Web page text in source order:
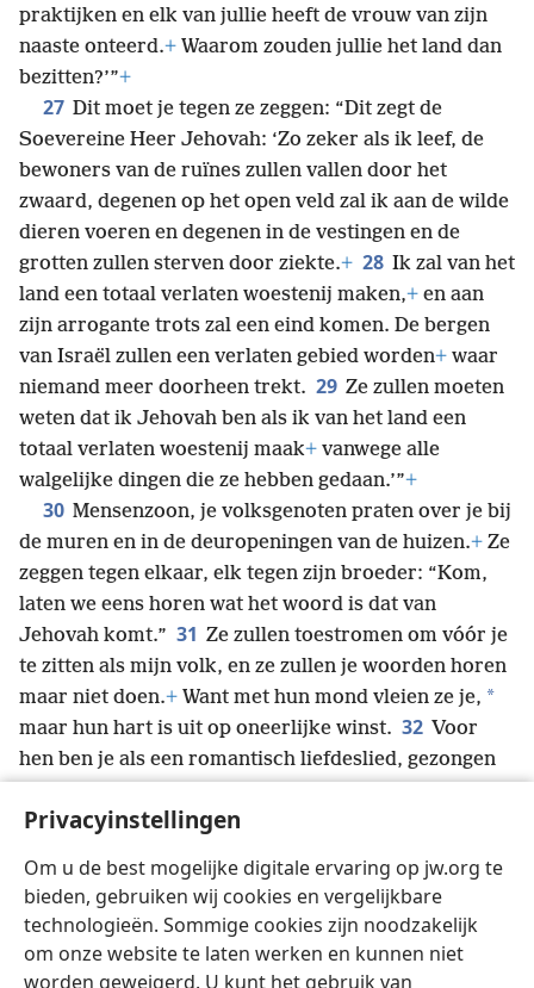
Privacyinstellingen
Om u de best mogelijke digitale ervaring op jw.org te
bieden, gebruiken wij cookies en vergelijkbare
technologieën. Sommige cookies zijn noodzakelijk
om onze website te laten werken en kunnen niet
worden geweigerd. U kunt het gebruik van
praktijken en elk van jullie heeft de vrouw van zijn
naaste onteerd.+ Waarom zouden jullie het land dan
bezitten?’”+
27 Dit moet je tegen ze zeggen: “Dit zegt de
Soevereine Heer Jehovah: ‘Zo zeker als ik leef, de
bewoners van de ruïnes zullen vallen door het
zwaard, degenen op het open veld zal ik aan de wilde
dieren voeren en degenen in de vestingen en de
grotten zullen sterven door ziekte.+ 28 Ik zal van het
land een totaal verlaten woestenij maken,+ en aan
zijn arrogante trots zal een eind komen. De bergen
van Israël zullen een verlaten gebied worden+ waar
niemand meer doorheen trekt. 29 Ze zullen moeten
weten dat ik Jehovah ben als ik van het land een
totaal verlaten woestenij maak+ vanwege alle
walgelijke dingen die ze hebben gedaan.’”+
30 Mensenzoon, je volksgenoten praten over je bij
de muren en in de deuropeningen van de huizen.+ Ze
zeggen tegen elkaar, elk tegen zijn broeder: “Kom,
laten we eens horen wat het woord is dat van
Jehovah komt.” 31 Ze zullen toestromen om vóór je
te zitten als mijn volk, en ze zullen je woorden horen
maar niet doen.+ Want met hun mond vleien ze je, *
maar hun hart is uit op oneerlijke winst. 32 Voor
hen ben je als een romantisch liefdeslied, gezongen
snaarinstrument. Ze zullen je woorden wel horen
— en het zal uitkomen — zullen ze moeten weten dat
er een profeet bij hen was.’